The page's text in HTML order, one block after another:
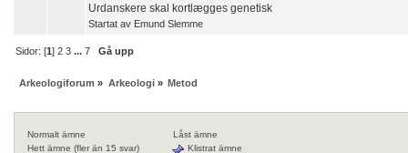
Urdanskere skal kortlægges genetisk
Startat av Emund Slemme
Sidor: [1]2 3 ...7 Gå upp
Arkeologiforum » Arkeologi» Metod
Normalt ämne
Hett ämne (fler än 15 svar)
Låst ämne
Klistrat ämne